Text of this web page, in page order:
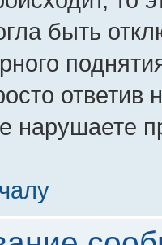
быть
ответив